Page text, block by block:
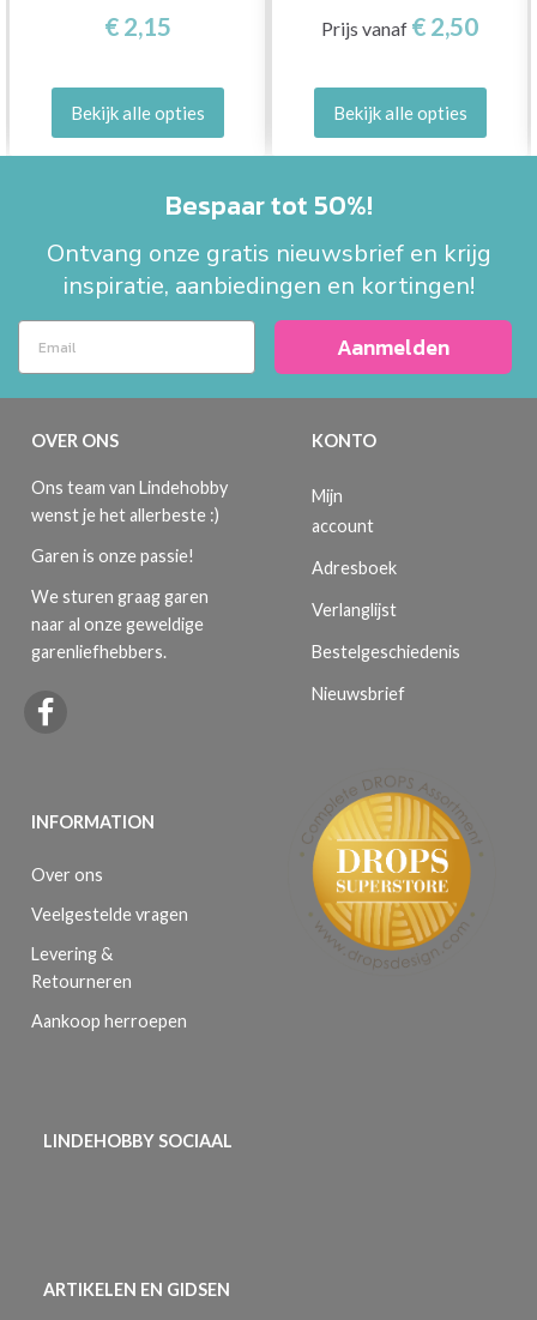
€ 2,15
Bekijk alle opties
Prijs vanaf € 2,50
Bekijk alle opties
Bespaar tot 50%!
Ontvang onze gratis nieuwsbrief en krijg
inspiratie, aanbiedingen en kortingen!
Aanmelden
OVER ONS
Ons team van Lindehobby
wenst je het allerbeste :)
Garen is onze passie!
We sturen graag garen
naar al onze geweldige
garenliefhebbers.
INFORMATION
Over ons
Veelgestelde vragen
Levering &
Retourneren
Aankoop herroepen
KONTO
Mijn
account
Adresboek
Verlanglijst
Bestelgeschiedenis
Nieuwsbrief
LINDEHOBBY SOCIAAL
ARTIKELEN EN GIDSEN